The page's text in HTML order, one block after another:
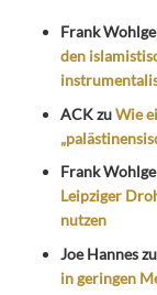
Frank
den
ACKzuWie
Frank
Leipziger
nutzen
Joe Hanneszu
in geringen